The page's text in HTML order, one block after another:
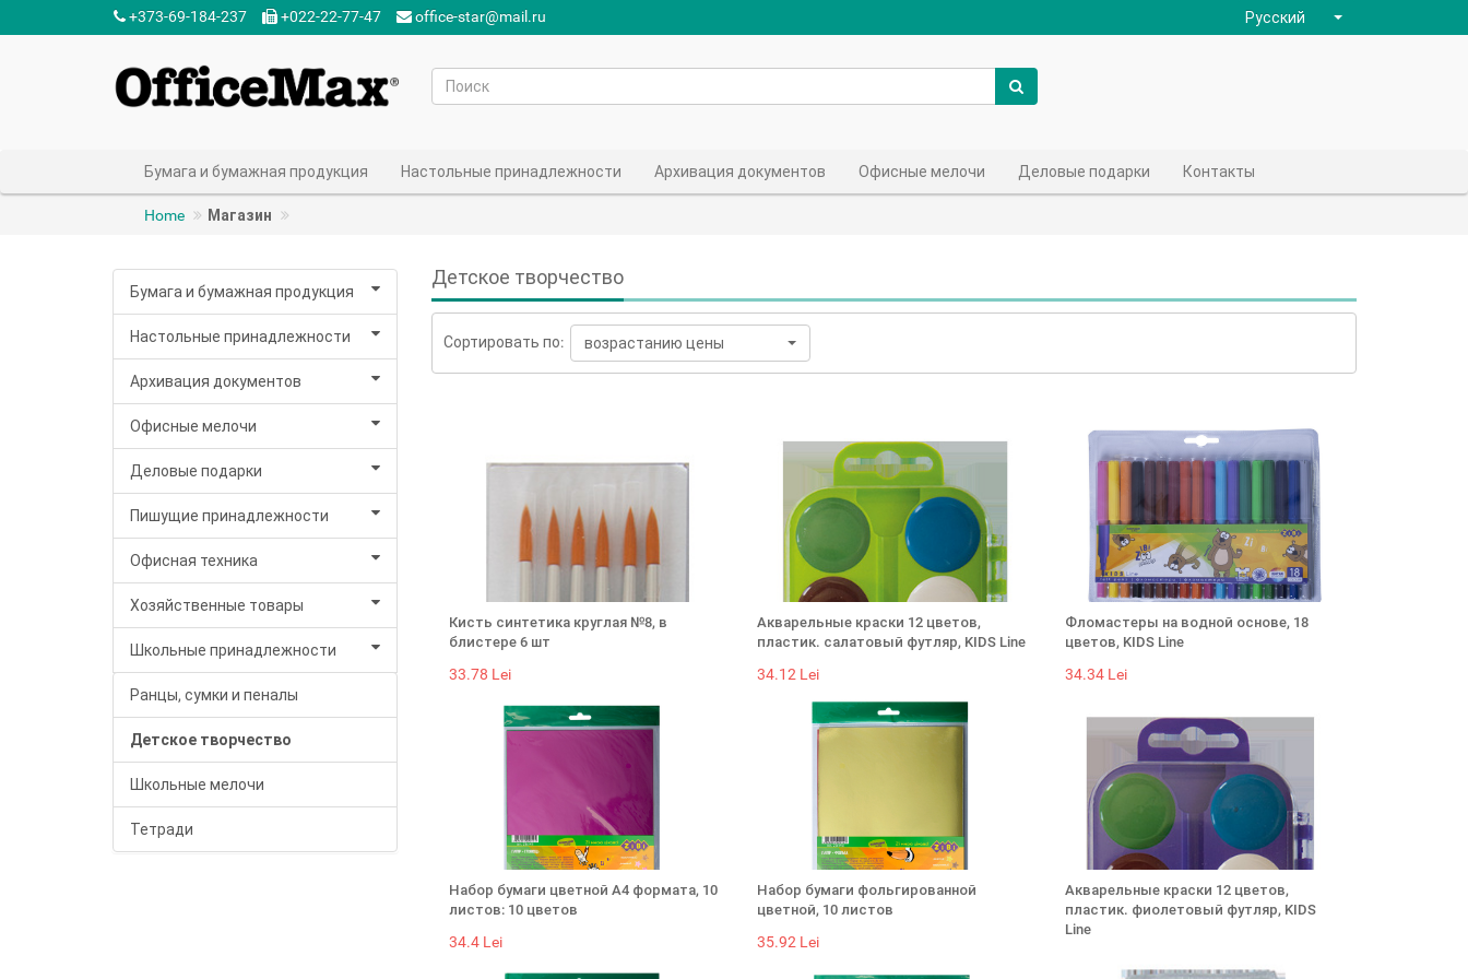
+373-69-184-237‬ +022-22-77-47‬ office-star@mail.ru Русский
Бумага и бумажная продукция Настольные принадлежности Архивация документов Офисные мелочи Деловые подарки Контакты
Home Магазин
Бумага и бумажная продукция
Настольные принадлежности
Архивация документов
Офисные мелочи
Деловые подарки
Пишущие принадлежности
Офисная техника
Хозяйственные товары
Школьные принадлежности
Ранцы, сумки и пеналы
Детское творчество
Школьные мелочи
Тетради
Детское творчество
Сортировать по: возрастанию цены
Кисть синтетика круглая №8, в
блистере 6 шт
33.78 Lei
Акварельные краски 12 цветов,
пластик. салатовый футляр, KIDS Line
34.12 Lei
Фломастеры на водной основе, 18
цветов, KIDS Line
34.34 Lei
Набор бумаги цветной А4 формата, 10
листов: 10 цветов
34.4 Lei
Набор бумаги фольгированной
цветной, 10 листов
35.92 Lei
Акварельные краски 12 цветов,
пластик. фиолетовый футляр, KIDS
Line